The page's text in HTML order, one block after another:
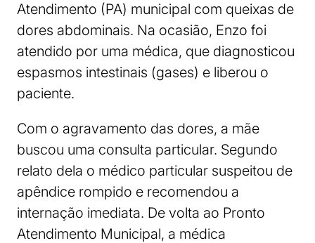
Atendimento (PA) municipal com queixas de
dores abdominais. Na ocasião, Enzo foi
atendido por uma médica, que diagnosticou
espasmos intestinais (gases) e liberou o
paciente.
Com o agravamento das dores, a mãe
buscou uma consulta particular. Segundo
relato dela o médico particular suspeitou de
apêndice rompido e recomendou a
internação imediata. De volta ao Pronto
Atendimento Municipal, a médica